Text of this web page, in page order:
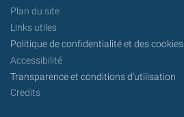
Plan du site
Links utiles
Politique de confidentialité et des cookies
Accessibilité
Transparence et conditions d'utilisation
Credits